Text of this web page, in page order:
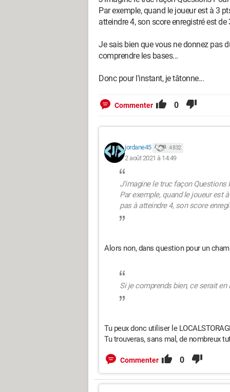
Par exemple, quand le joueur est à 3
atteindre 4, son score enregistré est de
Je sais bien que vous ne donnez pas
comprendre les bases...
Donc pour l'instant, je tâtonne...
Commenter 0
jordane45 4 832
2 août 2021 à 14:49
J'imagine le truc façon Questions
Par exemple, quand le joueur est
pas à atteindre 4, son score
Alors non, dans question pour un
Si je comprends bien, ce serait en
Tu peux donc utiliser le
Tu trouveras, sans mal, de nombreux
Commenter 0